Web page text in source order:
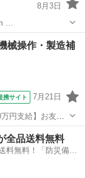
8月3日
械操作・製造補
携サイト 7月21日
円支給】お友達
プライベート充
用制度あり★1食
全品送料無料
料無料！「防災備蓄